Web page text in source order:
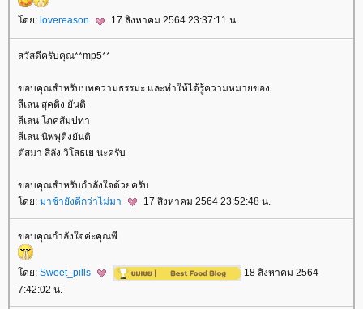
ดย: lovereason 17 สิงหาคม 2564 23:37:11 น.
สวัสดีครับคุณ**mp5**
ขอบคุณสำหรับบทความธรรมะ และทำให้ได้รู้ความหมายของ
สีเลน สุคติง ยันติ
สีเลน โภคสัมปทา
สีเลน นิพพุติงยันติ
ตัสมา สีลัง วิโสธเย นะครับ
ขอบคุณสำหรับกำลังใจด้วยครับ
ดย: มาช้ายังดีกว่าไม่มา 17 สิงหาคม 2564 23:52:48 น.
ขอบคุณกำลังใจค่ะคุณพี
ดย: Sweet_pills
18 สิงหาคม 2564
7:42:02 น.